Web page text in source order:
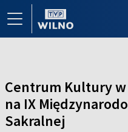
Centrum Kultury w
na IX
Sakralnej